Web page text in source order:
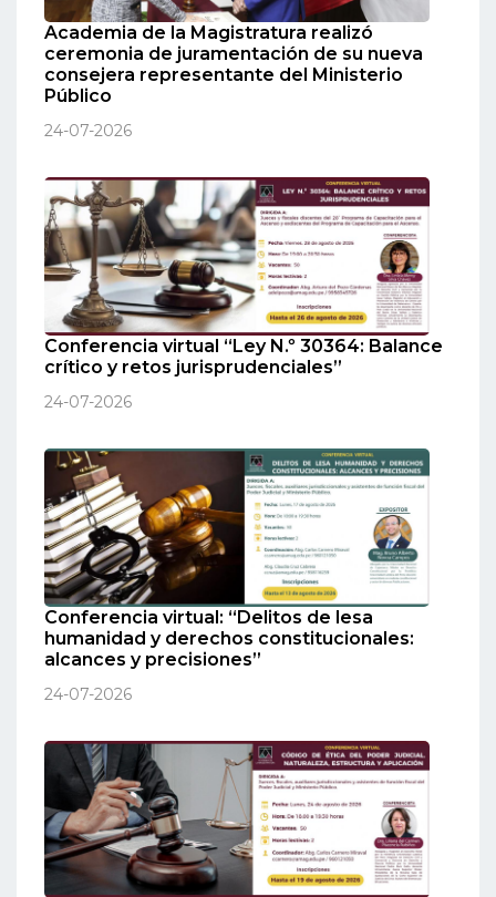
Academia de la Magistratura realizó
ceremonia de juramentación de su nueva
consejera representante del Ministerio
Público
24-07-2026
Conferencia virtual “Ley N.º 30364: Balance
crítico y retos jurisprudenciales”
24-07-2026
Conferencia virtual: “Delitos de lesa
humanidad y derechos constitucionales:
alcances y precisiones”
24-07-2026